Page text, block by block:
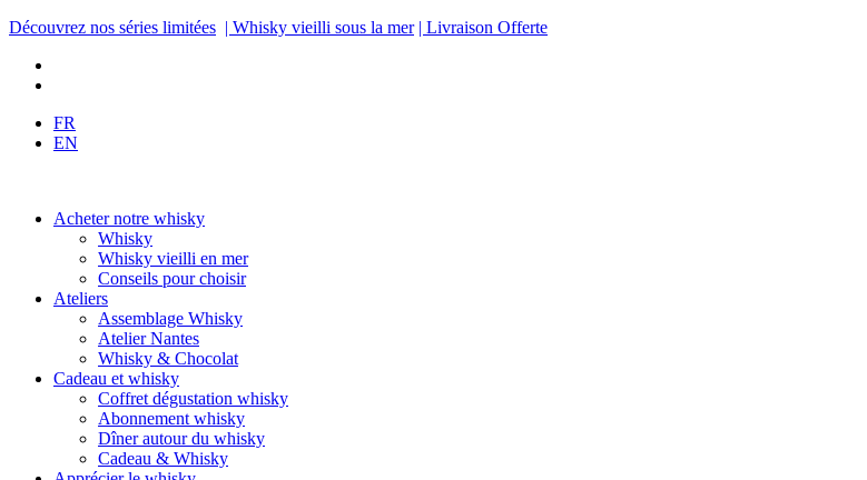
Découvrez nos séries limitées | Whisky vieilli sous la mer | Livraison Offerte
FR
EN
Acheter notre whisky
Whisky
Whisky vieilli en mer
Conseils pour choisir
Ateliers
Assemblage Whisky
Atelier Nantes
Whisky & Chocolat
Cadeau et whisky
Coffret dégustation whisky
Abonnement whisky
Dîner autour du whisky
Cadeau & Whisky